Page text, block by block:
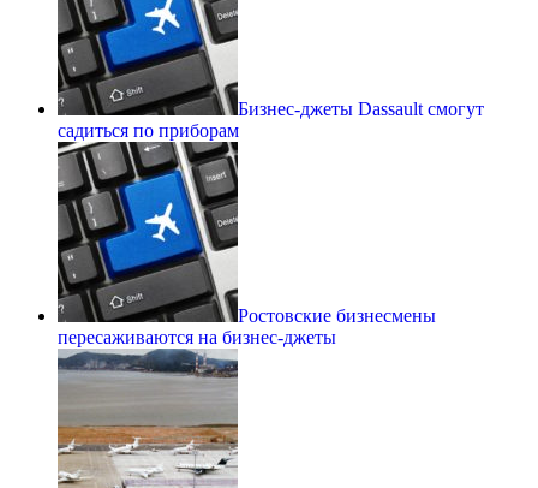
Бизнес-джеты Dassault смогут
садиться по приборам
Ростовские бизнесмены
пересаживаются на бизнес-джеты